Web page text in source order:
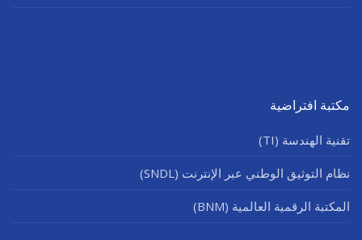
مكتبة افتراضية
تقنية الهندسة (TI)
نظام التوثيق الوطني عبر الإنترنت (SNDL)
المكتبة الرقمية العالمية (BNM)